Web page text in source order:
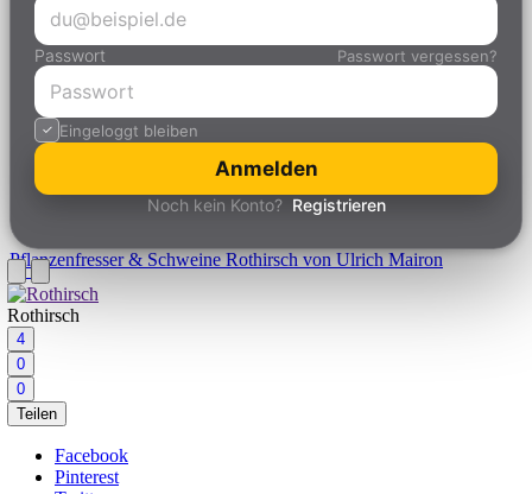
Passwort Passwort vergessen?
Eingeloggt bleiben
Anmelden
Noch kein Konto? Registrieren
Pflanzenfresser & SchweineRothirsch von Ulrich Mairon
Rothirsch
4
0
0
Teilen
Facebook
Pinterest